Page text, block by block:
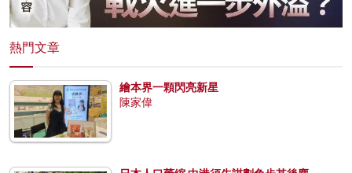
熱門文章
繪本界一顆閃亮新星
陳家偉